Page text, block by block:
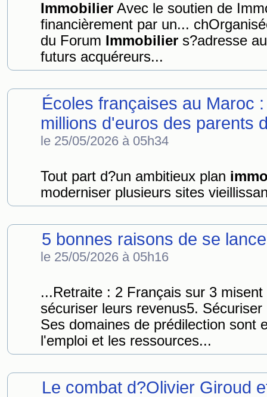
Immobilier Avec le soutien de
financièrement par un...
du Forum Immobilier s?adresse
futurs acquéreurs...
Écoles françaises au Maroc
millions d'euros des parents
le 25/05/2026 à 05h34
Tout part d?un ambitieux plan
moderniser plusieurs sites
5 bonnes raisons de se
le 25/05/2026 à 05h16
...Retraite : 2 Français sur 3 misent
sécuriser leurs revenus5.
Ses domaines de prédilection sont
l'emploi et les ressources...
Le combat d?Olivier Giroud